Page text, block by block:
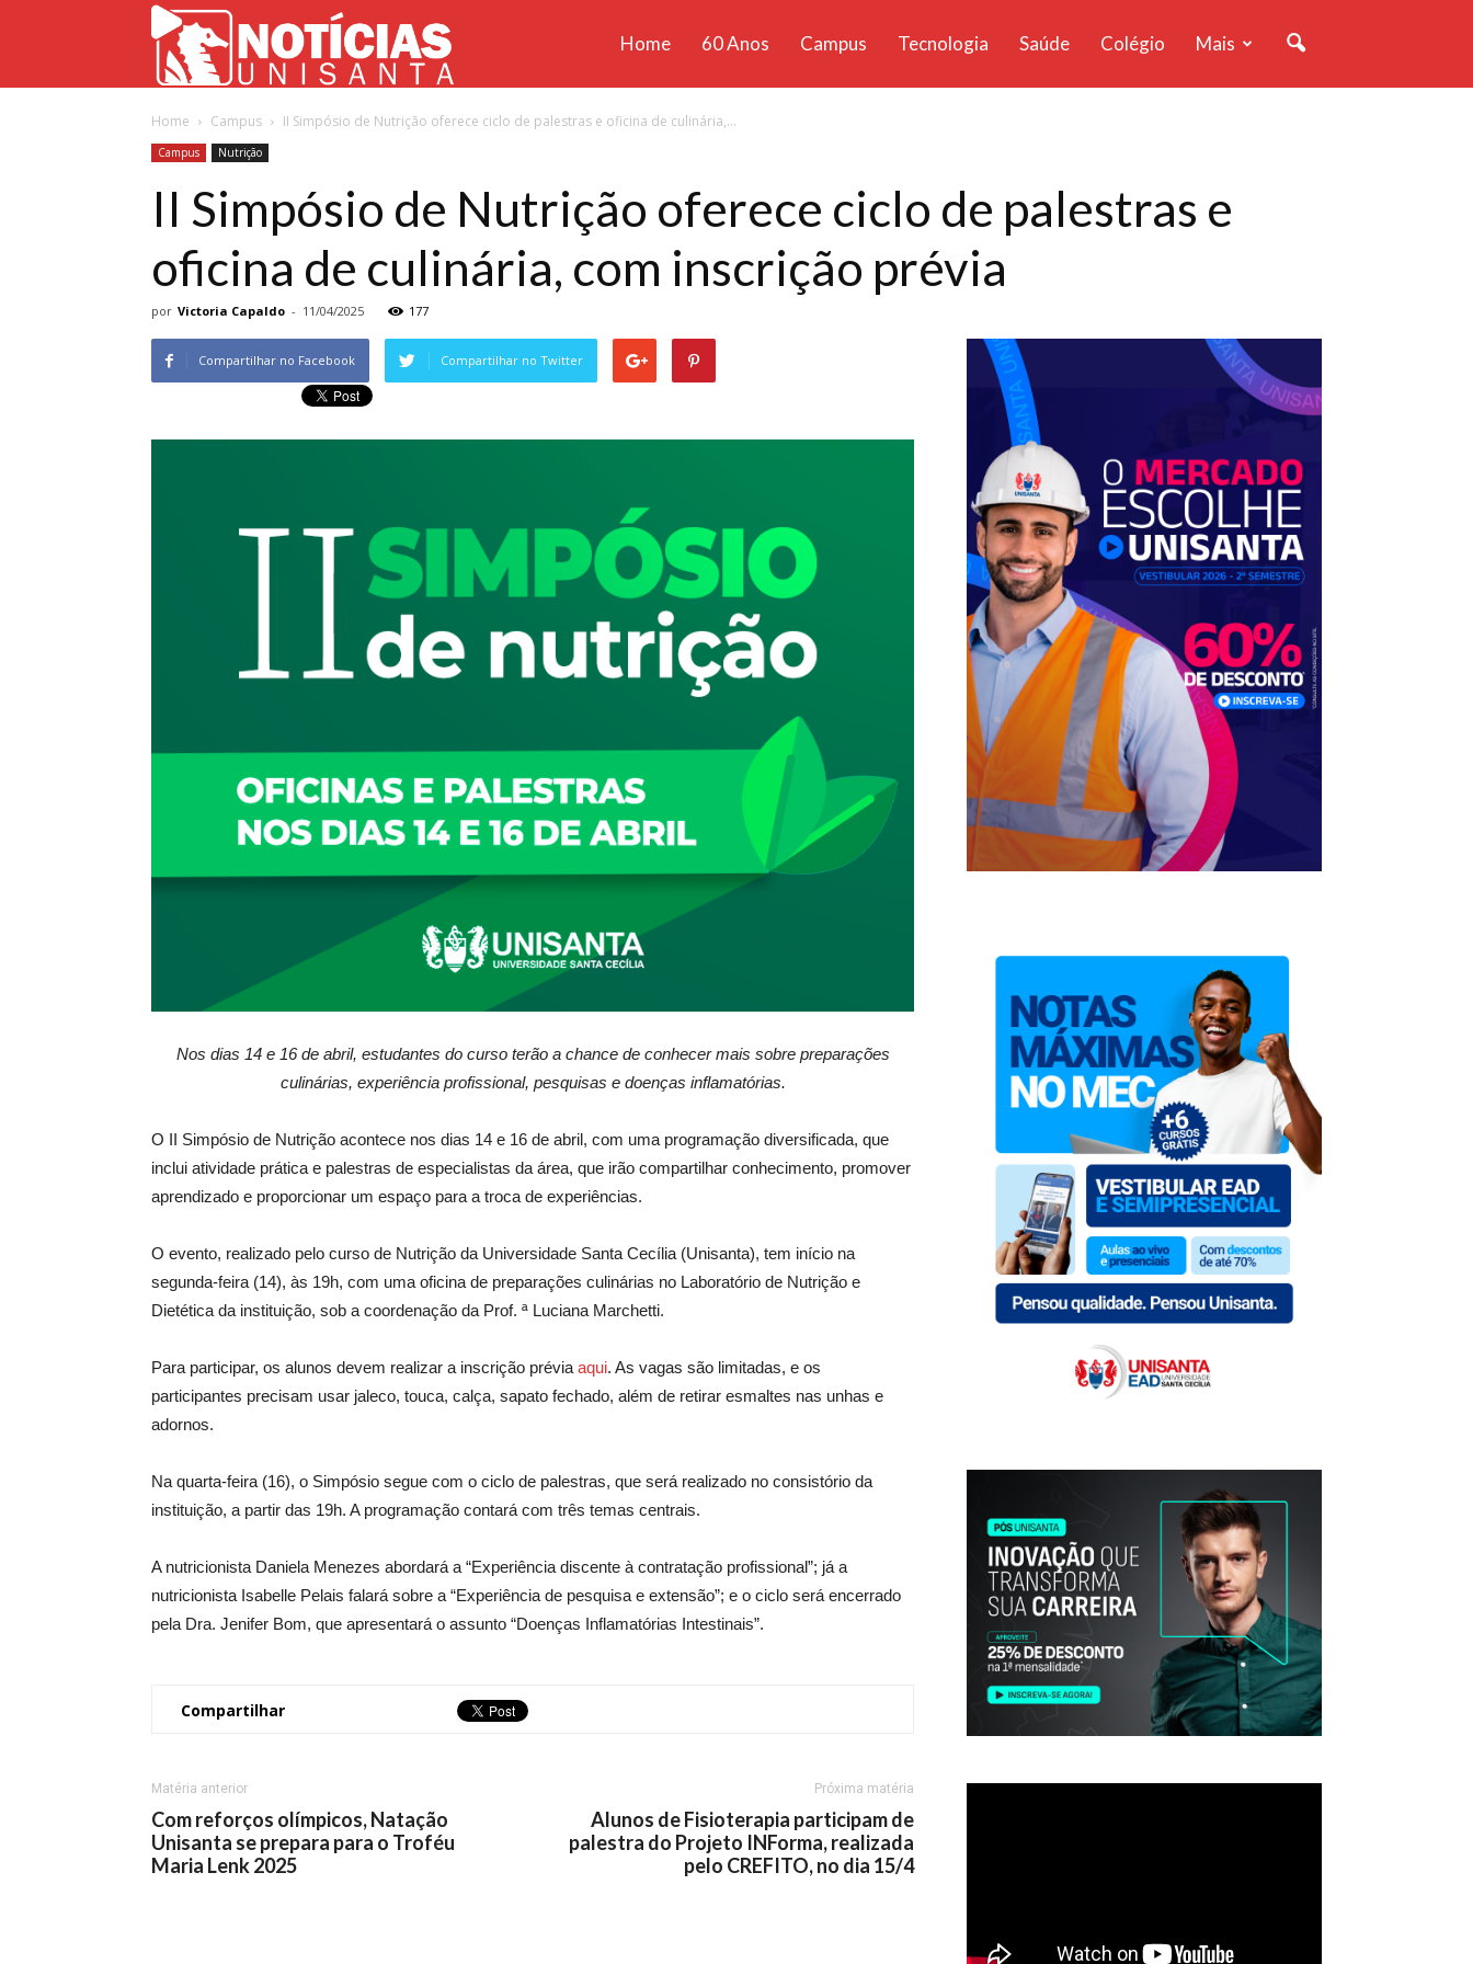
Unisanta
Home 60 Anos Campus Tecnologia Saúde Colégio Mais
Home Campus II Simpósio de Nutrição oferece ciclo de palestras e oficina de culinária,...
Campus Nutrição
II Simpósio de Nutrição oferece ciclo de palestras e
oficina de culinária, com inscrição prévia
por Victoria Capaldo - 11/04/2025 177
Compartilhar no Facebook Compartilhar no Twitter
Nos dias 14 e 16 de abril, estudantes do curso terão a chance de conhecer mais sobre preparações
culinárias, experiência profissional, pesquisas e doenças inflamatórias.
O II Simpósio de Nutrição acontece nos dias 14 e 16 de abril, com uma programação diversificada, que
inclui atividade prática e palestras de especialistas da área, que irão compartilhar conhecimento, promover
aprendizado e proporcionar um espaço para a troca de experiências.
O evento, realizado pelo curso de Nutrição da Universidade Santa Cecília (Unisanta), tem início na
segunda-feira (14), às 19h, com uma oficina de preparações culinárias no Laboratório de Nutrição e
Dietética da instituição, sob a coordenação da Prof. ª Luciana Marchetti.
Para participar, os alunos devem realizar a inscrição prévia aqui. As vagas são limitadas, e os
participantes precisam usar jaleco, touca, calça, sapato fechado, além de retirar esmaltes nas unhas e
adornos.
Na quarta-feira (16), o Simpósio segue com o ciclo de palestras, que será realizado no consistório da
instituição, a partir das 19h. A programação contará com três temas centrais.
A nutricionista Daniela Menezes abordará a “Experiência discente à contratação profissional”; já a
nutricionista Isabelle Pelais falará sobre a “Experiência de pesquisa e extensão”; e o ciclo será encerrado
pela Dra. Jenifer Bom, que apresentará o assunto “Doenças Inflamatórias Intestinais”.
Compartilhar
Matéria anterior
Com reforços olímpicos, Natação
Unisanta se prepara para o Troféu
Maria Lenk 2025
Próxima matéria
Alunos de Fisioterapia participam de
palestra do Projeto INForma, realizada
pelo CREFITO, no dia 15/4